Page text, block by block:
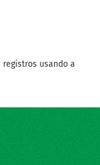
usando a